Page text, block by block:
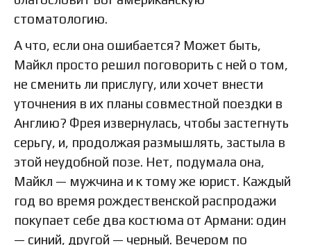
стоматологию.
А что, если она ошибается? Может быть,
Майкл просто решил поговорить с ней о том,
не сменить ли прислугу, или хочет внести
уточнения в их планы совместной поездки в
Англию? Фрея извернулась, чтобы застегнуть
серьгу, и, продолжая размышлять, застыла в
этой неудобной позе. Нет, подумала она,
Майкл — мужчина и к тому же юрист. Каждый
год во время рождественской распродажи
покупает себе два костюма от Армани: один
— синий, другой — черный. Вечером по